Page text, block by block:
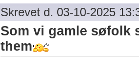
Skrevet d. 03-10-2025
Som vi gamle søfolk
them